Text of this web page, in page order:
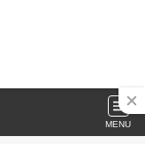
MENU